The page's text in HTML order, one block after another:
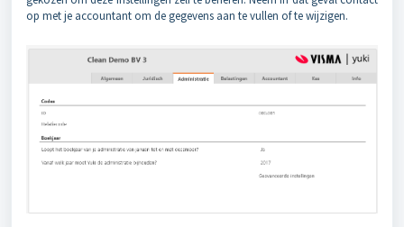
op met je accountant om de gegevens aan te vullen of te wijzigen.